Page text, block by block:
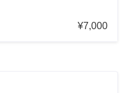
¥7,000